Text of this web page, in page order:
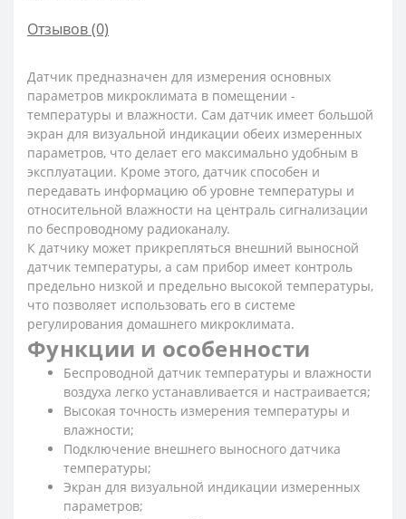
Отзывов (0)
Датчик предназначен для измерения основных
параметров микроклимата в помещении -
температуры и влажности. Сам датчик имеет большой
экран для визуальной индикации обеих измеренных
параметров, что делает его максимально удобным в
эксплуатации. Кроме этого, датчик способен и
передавать информацию об уровне температуры и
относительной влажности на централь сигнализации
по беспроводному радиоканалу.
К датчику может прикрепляться внешний выносной
датчик температуры, а сам прибор имеет контроль
предельно низкой и предельно высокой температуры,
что позволяет использовать его в системе
регулирования домашнего микроклимата.
Функции и особенности
Беспроводной датчик температуры и влажности
воздуха легко устанавливается и настраивается;
Высокая точность измерения температуры и
влажности;
Подключение внешнего выносного датчика
температуры;
Экран для визуальной индикации измеренных
параметров;